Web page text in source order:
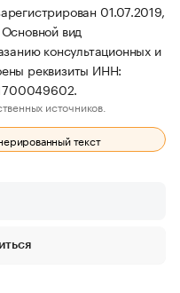
01.07.2019,
вид
консультационных и
реквизиты ИНН:
источников.
текст